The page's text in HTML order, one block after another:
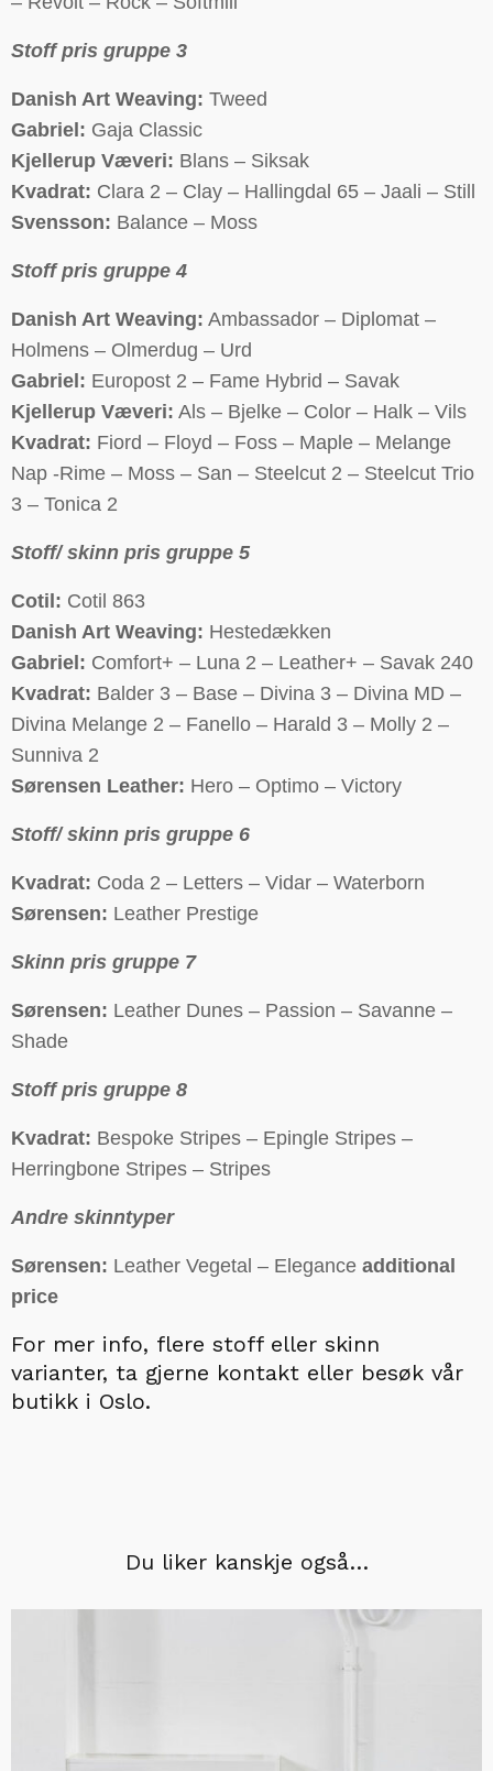
Stoff pris gruppe 3
Danish Art Weaving: Tweed
Gabriel: Gaja Classic
Kjellerup Væveri: Blans – Siksak
Kvadrat: Clara 2 – Clay – Hallingdal 65 – Jaali – Still
Svensson: Balance – Moss
Stoff pris gruppe 4
Danish Art Weaving: Ambassador – Diplomat –
Holmens – Olmerdug – Urd
Gabriel: Europost 2 – Fame Hybrid – Savak
Kjellerup Væveri: Als – Bjelke – Color – Halk – Vils
Kvadrat: Fiord – Floyd – Foss – Maple – Melange
Nap -Rime – Moss – San – Steelcut 2 – Steelcut Trio
3 – Tonica 2
Stoff/ skinn pris gruppe 5
Cotil: Cotil 863
Danish Art Weaving: Hestedækken
Gabriel: Comfort+ – Luna 2 – Leather+ – Savak 240
Kvadrat: Balder 3 – Base – Divina 3 – Divina MD –
Divina Melange 2 – Fanello – Harald 3 – Molly 2 –
Sunniva 2
Sørensen Leather: Hero – Optimo – Victory
Stoff/ skinn pris gruppe 6
Kvadrat: Coda 2 – Letters – Vidar – Waterborn
Sørensen: Leather Prestige
Skinn pris gruppe 7
Sørensen: Leather Dunes – Passion – Savanne –
Shade
Stoff pris gruppe 8
Kvadrat: Bespoke Stripes – Epingle Stripes –
Herringbone Stripes – Stripes
Andre skinntyper
Sørensen: Leather Vegetal – Elegance additional
price
For mer info, flere stoff eller skinn
varianter, ta gjerne kontakt eller besøk vår
butikk i Oslo.
Du liker kanskje også…